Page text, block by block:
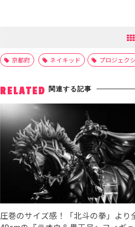
京都府 ネイキッド プロジェク
RELATED 関連する記事
圧巻のサイズ感！「北斗の拳」より